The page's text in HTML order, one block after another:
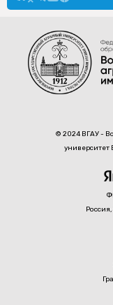
© 2024 ВГАУ -
университет